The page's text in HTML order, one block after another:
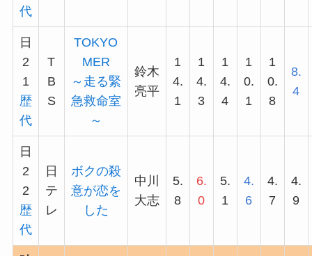
代
日
2
1
歴
代
T
B
S
TOKYO
MER
～走る緊
急救命室
～
鈴木
亮平
1
4.
1
1
4.
3
1
4.
4
1
0.
1
1
0.
8
8.
4
日
2
2
歴
代
日
テ
レ
ボクの殺
意が恋を
した
中川
大志
5.
8
6.
0
5.
1
4.
6
4.
7
4.
9